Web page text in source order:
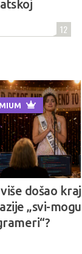
12
došao kraj
„svi-